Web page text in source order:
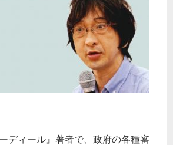
ディール』著者で、政府の各種審